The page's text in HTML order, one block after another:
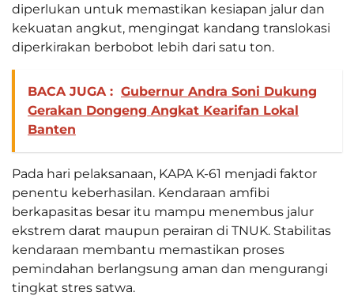
diperlukan untuk memastikan kesiapan jalur dan
kekuatan angkut, mengingat kandang translokasi
diperkirakan berbobot lebih dari satu ton.
BACA JUGA : Gubernur Andra Soni Dukung
Gerakan Dongeng Angkat Kearifan Lokal
Banten
Pada hari pelaksanaan, KAPA K-61 menjadi faktor
penentu keberhasilan. Kendaraan amfibi
berkapasitas besar itu mampu menembus jalur
ekstrem darat maupun perairan di TNUK. Stabilitas
kendaraan membantu memastikan proses
pemindahan berlangsung aman dan mengurangi
tingkat stres satwa.